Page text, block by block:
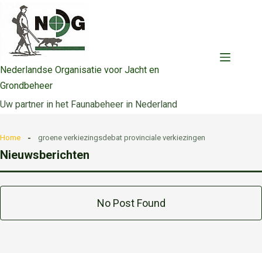
naar
inhoud
Nederlandse Organisatie voor Jacht en
Grondbeheer
Uw partner in het Faunabeheer in Nederland
Home groene verkiezingsdebat provinciale verkiezingen
Nieuwsberichten
No Post Found